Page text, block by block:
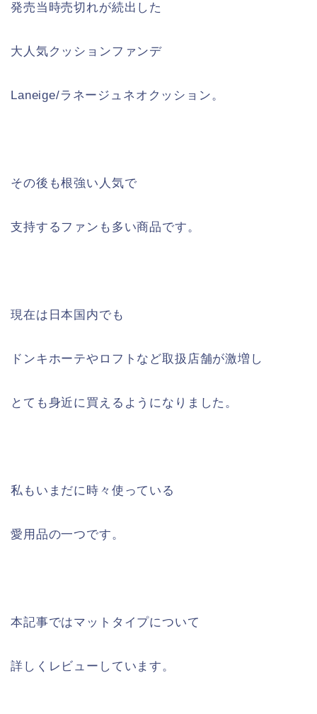
発売当時売切れが続出した
大人気クッションファンデ
Laneige/ラネージュネオクッション。
その後も根強い人気で
支持するファンも多い商品です。
現在は日本国内でも
ドンキホーテやロフトなど取扱店舗が激増し
とても身近に買えるようになりました。
私もいまだに時々使っている
愛用品の一つです。
本記事ではマットタイプについて
詳しくレビューしています。